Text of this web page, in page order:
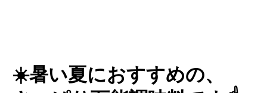
☀️暑い夏におすすめの、